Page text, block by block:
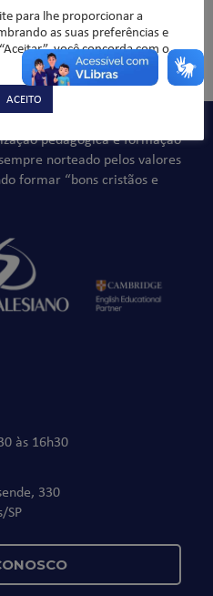
pedagógica e formação
norteado pelos valores
formar “bons cristãos e
às 16h30
330
SP
para lhe proporcionar a
as suas preferências e
você concorda com o
ACEITO